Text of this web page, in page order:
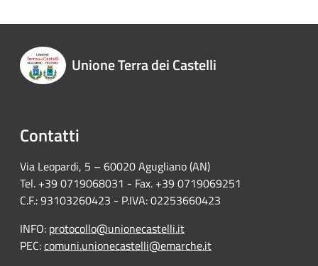
Unione Terra dei Castelli
Contatti
Via Leopardi, 5 – 60020 Agugliano (AN)
Tel. +39 0719068031 - Fax. +39 0719069251
C.F.: 93103260423 - P.IVA: 02253660423
INFO: protocollo@unionecastelli.it
PEC:comuni.unionecastelli@emarche.it